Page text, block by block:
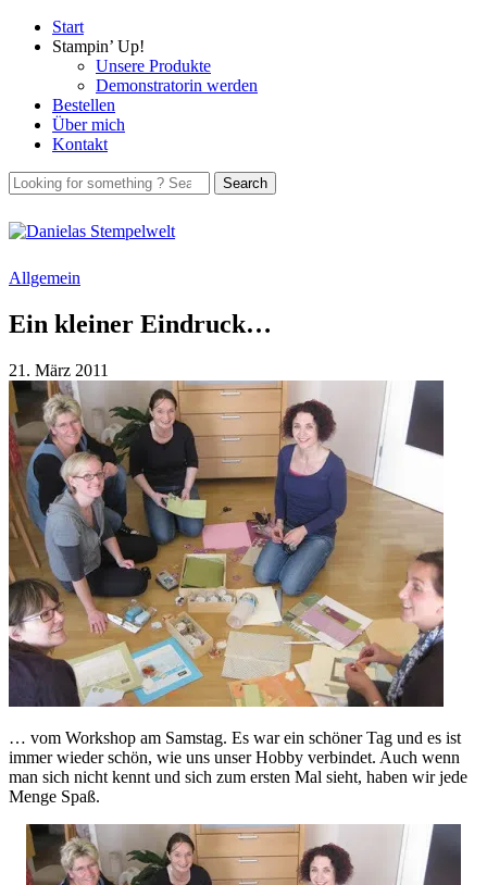
Start
Stampin’ Up!
Unsere Produkte
Demonstratorin werden
Bestellen
Über mich
Kontakt
Allgemein
Ein kleiner Eindruck…
21. März 2011
… vom Workshop am Samstag. Es war ein schöner Tag und es ist
immer wieder schön, wie uns unser Hobby verbindet. Auch wenn
man sich nicht kennt und sich zum ersten Mal sieht, haben wir jede
Menge Spaß.